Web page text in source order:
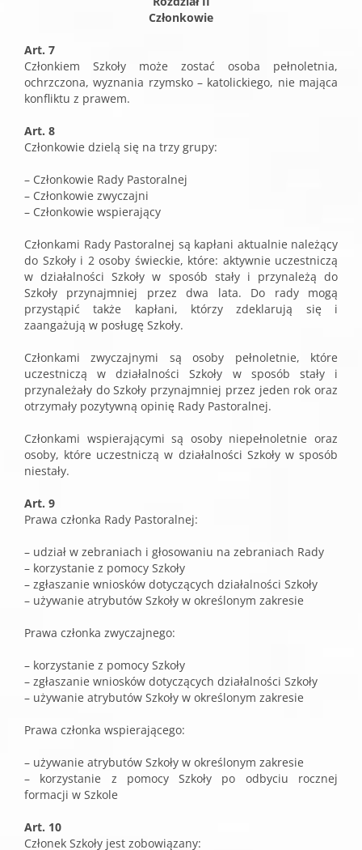
Członkowie
Art. 7
Członkiem Szkoły może zostać osoba pełnoletnia,
ochrzczona, wyznania rzymsko – katolickiego, nie mająca
konfliktu z prawem.
Art. 8
Członkowie dzielą się na trzy grupy:
– Członkowie Rady Pastoralnej
– Członkowie zwyczajni
– Członkowie wspierający
Członkami Rady Pastoralnej są kapłani aktualnie należący
do Szkoły i 2 osoby świeckie, które: aktywnie uczestniczą
w działalności Szkoły w sposób stały i przynależą do
Szkoły przynajmniej przez dwa lata. Do rady mogą
przystąpić także kapłani, którzy zdeklarują się i
zaangażują w posługę Szkoły.
Członkami zwyczajnymi są osoby pełnoletnie, które
uczestniczą w działalności Szkoły w sposób stały i
przynależały do Szkoły przynajmniej przez jeden rok oraz
otrzymały pozytywną opinię Rady Pastoralnej.
Członkami wspierającymi są osoby niepełnoletnie oraz
osoby, które uczestniczą w działalności Szkoły w sposób
niestały.
Art. 9
Prawa członka Rady Pastoralnej:
– udział w zebraniach i głosowaniu na zebraniach Rady
– korzystanie z pomocy Szkoły
– zgłaszanie wniosków dotyczących działalności Szkoły
– używanie atrybutów Szkoły w określonym zakresie
Prawa członka zwyczajnego:
– korzystanie z pomocy Szkoły
– zgłaszanie wniosków dotyczących działalności Szkoły
– używanie atrybutów Szkoły w określonym zakresie
Prawa członka wspierającego:
– używanie atrybutów Szkoły w określonym zakresie
– korzystanie z pomocy Szkoły po odbyciu rocznej
formacji w Szkole
Art. 10
Członek Szkoły jest zobowiązany: